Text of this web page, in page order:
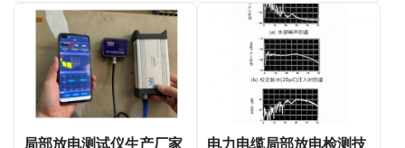
局部放电测试仪生产厂家 电力电缆局部放电检测技